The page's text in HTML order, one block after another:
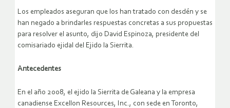
Los empleados aseguran que los han tratado con desdén y se
han negado a brindarles respuestas concretas a sus propuestas
para resolver el asunto, dijo David Espinoza, presidente del
comisariado ejidal del Ejido la Sierrita.
Antecedentes
En el año 2008, el ejido la Sierrita de Galeana y la empresa
canadiense Excellon Resources, Inc., con sede en Toronto,